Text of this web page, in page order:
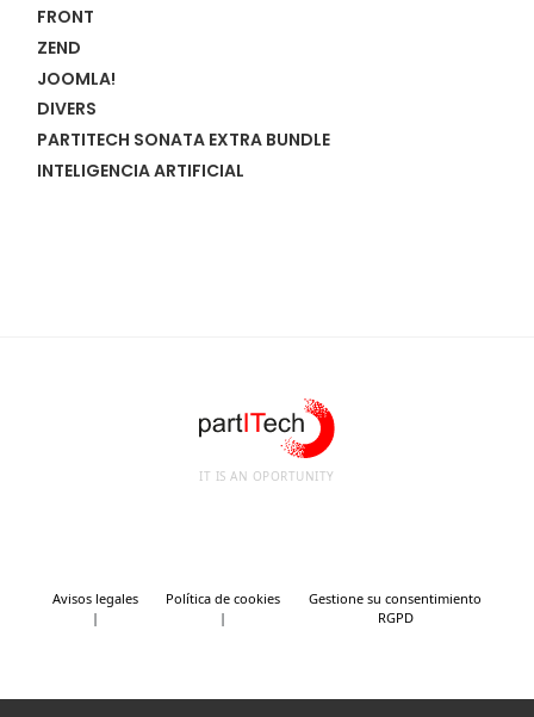
FRONT
ZEND
JOOMLA!
DIVERS
PARTITECH SONATA EXTRA BUNDLE
INTELIGENCIA ARTIFICIAL
IT IS AN OPORTUNITY
Avisos legales Política de cookies
Gestione su consentimiento
RGPD
SHARE THIS SELECTION Tweet